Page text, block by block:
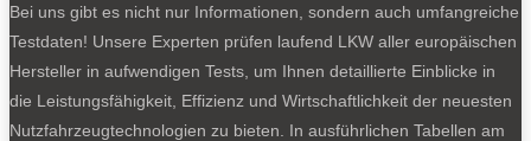
Bei uns gibt es nicht nur Informationen, sondern auch umfangreiche
Testdaten! Unsere Experten prüfen laufend LKW aller europäischen
Hersteller in aufwendigen Tests, um Ihnen detaillierte Einblicke in
die Leistungsfähigkeit, Effizienz und Wirtschaftlichkeit der neuesten
Nutzfahrzeugtechnologien zu bieten. In ausführlichen Tabellen am